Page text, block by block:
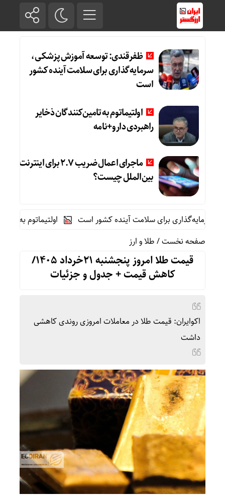
ظفرقندی: توسعه آموزش پزشکی،
سرمایه‌گذاری برای سلامت آینده کشور
است
اولتیماتوم به تامین‌کنندگان ذخایر
راهبردی دارو+نامه
ماجرای اعمال ضریب ۲.۷ برای اینترنت
بین‌الملل چیست؟
برای سلامت آینده کشور است
اولتیماتوم به
صفحه نخست/طلا و ارز
قیمت طلا امروز پنجشنبه 21خرداد 1405/
کاهش قیمت + جدول و جزئیات
اکوایران: قیمت طلا در معاملات امروزی روندی کاهشی
داشت